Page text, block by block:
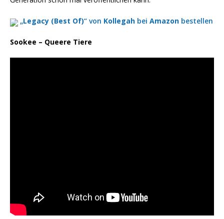
„Legacy (Best Of)“ von Kollegah bei Amazon bestellen
Sookee – Queere Tiere